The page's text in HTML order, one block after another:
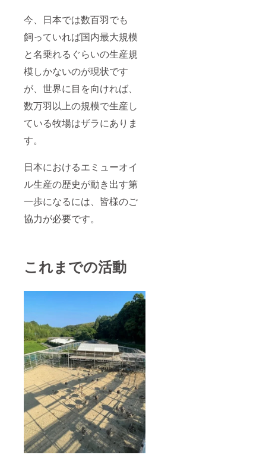
今、日本では数百羽でも
飼っていれば国内最大規模
と名乗れるぐらいの生産規
模しかないのが現状です
が、世界に目を向ければ、
数万羽以上の規模で生産し
ている牧場はザラにありま
す。
日本におけるエミューオイ
ル生産の歴史が動き出す第
一歩になるには、皆様のご
協力が必要です。
これまでの活動